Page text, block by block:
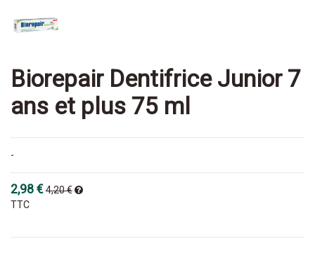
Biorepair Dentifrice Junior 7
ans et plus 75 ml
-
2,98 €4,20 €
TTC